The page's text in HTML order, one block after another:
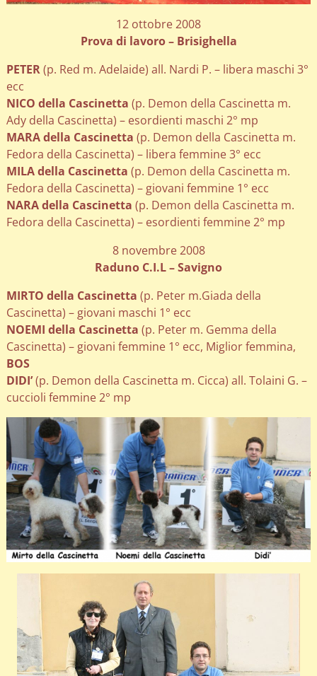
12 ottobre 2008
Prova di lavoro – Brisighella
PETER(p. Red m. Adelaide) all. Nardi P. – libera maschi 3°
ecc
NICO della Cascinetta (p. Demon della Cascinetta m.
Ady della Cascinetta) – esordienti maschi 2° mp
MARA della Cascinetta (p. Demon della Cascinetta m.
Fedora della Cascinetta) – libera femmine 3° ecc
MILA della Cascinetta (p. Demon della Cascinetta m.
Fedora della Cascinetta) – giovani femmine 1° ecc
NARA della Cascinetta (p. Demon della Cascinetta m.
Fedora della Cascinetta) – esordienti femmine 2° mp
8 novembre 2008
Raduno C.I.L – Savigno
MIRTO della Cascinetta (p. Peter m.Giada della
Cascinetta) – giovani maschi 1° ecc
NOEMI della Cascinetta (p. Peter m. Gemma della
Cascinetta) – giovani femmine 1° ecc, Miglior femmina,
BOS
DIDI’(p. Demon della Cascinetta m. Cicca) all. Tolaini G. –
cuccioli femmine 2° mp